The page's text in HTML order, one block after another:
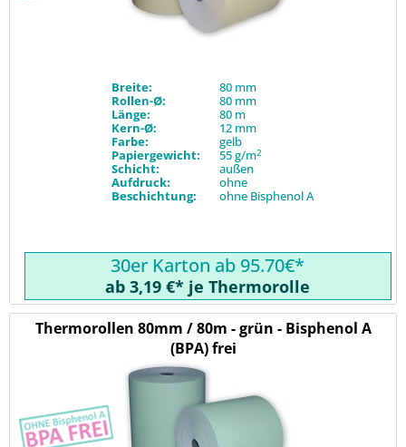
Breite:
80 mm
Rollen-Ø:
80 mm
Länge:
80 m
Kern-Ø:
12 mm
Farbe:
gelb
Papiergewicht:
55 g/m2
Schicht:
außen
Aufdruck:
ohne
Beschichtung:
ohne Bisphenol A
30er Karton ab 95.70€*
ab 3,19 €* je Thermorolle
Thermorollen 80mm / 80m - grün - Bisphenol A
(BPA) frei